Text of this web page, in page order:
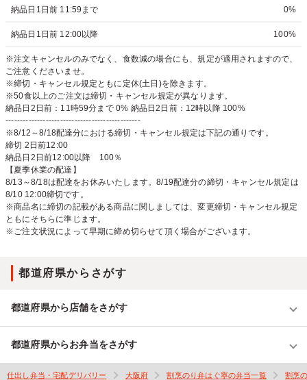
納品日1日前 11:59まで 0%
納品日1日前 12:00以降 100%
※注文キャンセルのみでなく、食数減の場合にも、規定が適用されますので、
ご注意くださいませ。
※締切・キャンセル規定ともに定休(土日)を除きます。
※50食以上のご注文は締切・キャンセル規定が異なります。
納品日2日前：11時59分まで 0% 納品日2日前：12時以降 100%
-----------------------------------------------
※8/12～8/18配達分における締切・キャンセル規定は下記の通りです。
締切 2日前12:00
納品日2日前12:00以降 100％
【夏季休業の配達】
8/13～8/18は配達をお休みいたします。8/19配達分の締切・キャンセル規定は
8/10 12:00締切です。
※商品名に締切の記載がある商品に関しましては、変更締切・キャンセル規定
ともにそちらに準じます。
※ご注文状況によって早期に締め切らせて頂く場合がございます。
都道府県からさがす
都道府県から店舗をさがす
都道府県からお弁当をさがす
仕出し弁当・宅配デリバリー 大阪府 割烹のり弁はぐ寧の弁当一覧 割烹